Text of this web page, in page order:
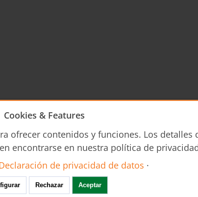
Cookies & Features
ofrecer contenidos y funciones. Los detalles
encontrarse en nuestra política de
de privacidad de datos ·
Rechazar Aceptar